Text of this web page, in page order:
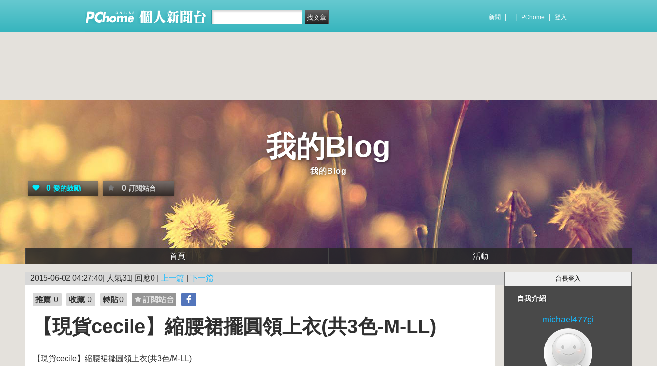
新聞 PChome 登入
我的Blog
我的Blog
0 愛的鼓勵 0 訂閱站台
首頁 活動
2015-06-02 04:27:40| 人氣31| 回應0 | 上一篇 下一篇
推薦 0 收藏 0 轉貼0 訂閱站台
【現貨cecile】縮腰裙擺圓領上衣(共3色-M-LL)
【現貨cecile】縮腰裙擺圓領上衣(共3色/M-LL)
自我介紹
michael477gi